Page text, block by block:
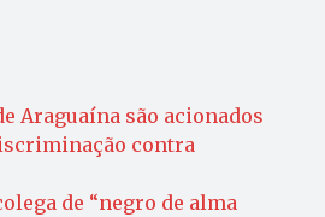
Araguaína são acionados
contra
de “negro de alma